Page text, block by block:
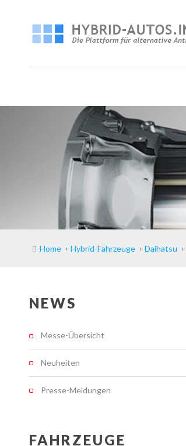
Home Hybrid-Fahrzeuge Daihatsu
NEWS
Messe-Übersicht
Neuheiten
Presse-Meldungen
FAHRZEUGE